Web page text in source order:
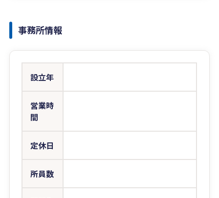
事務所情報
設立年
営業時
間
定休日
所員数